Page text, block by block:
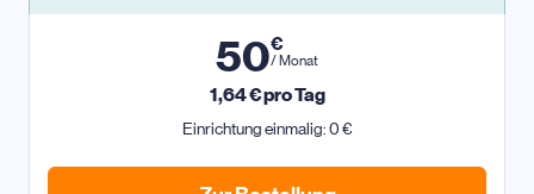
50€
/ Monat
1,64€ pro Tag
Einrichtung einmalig: 0 €